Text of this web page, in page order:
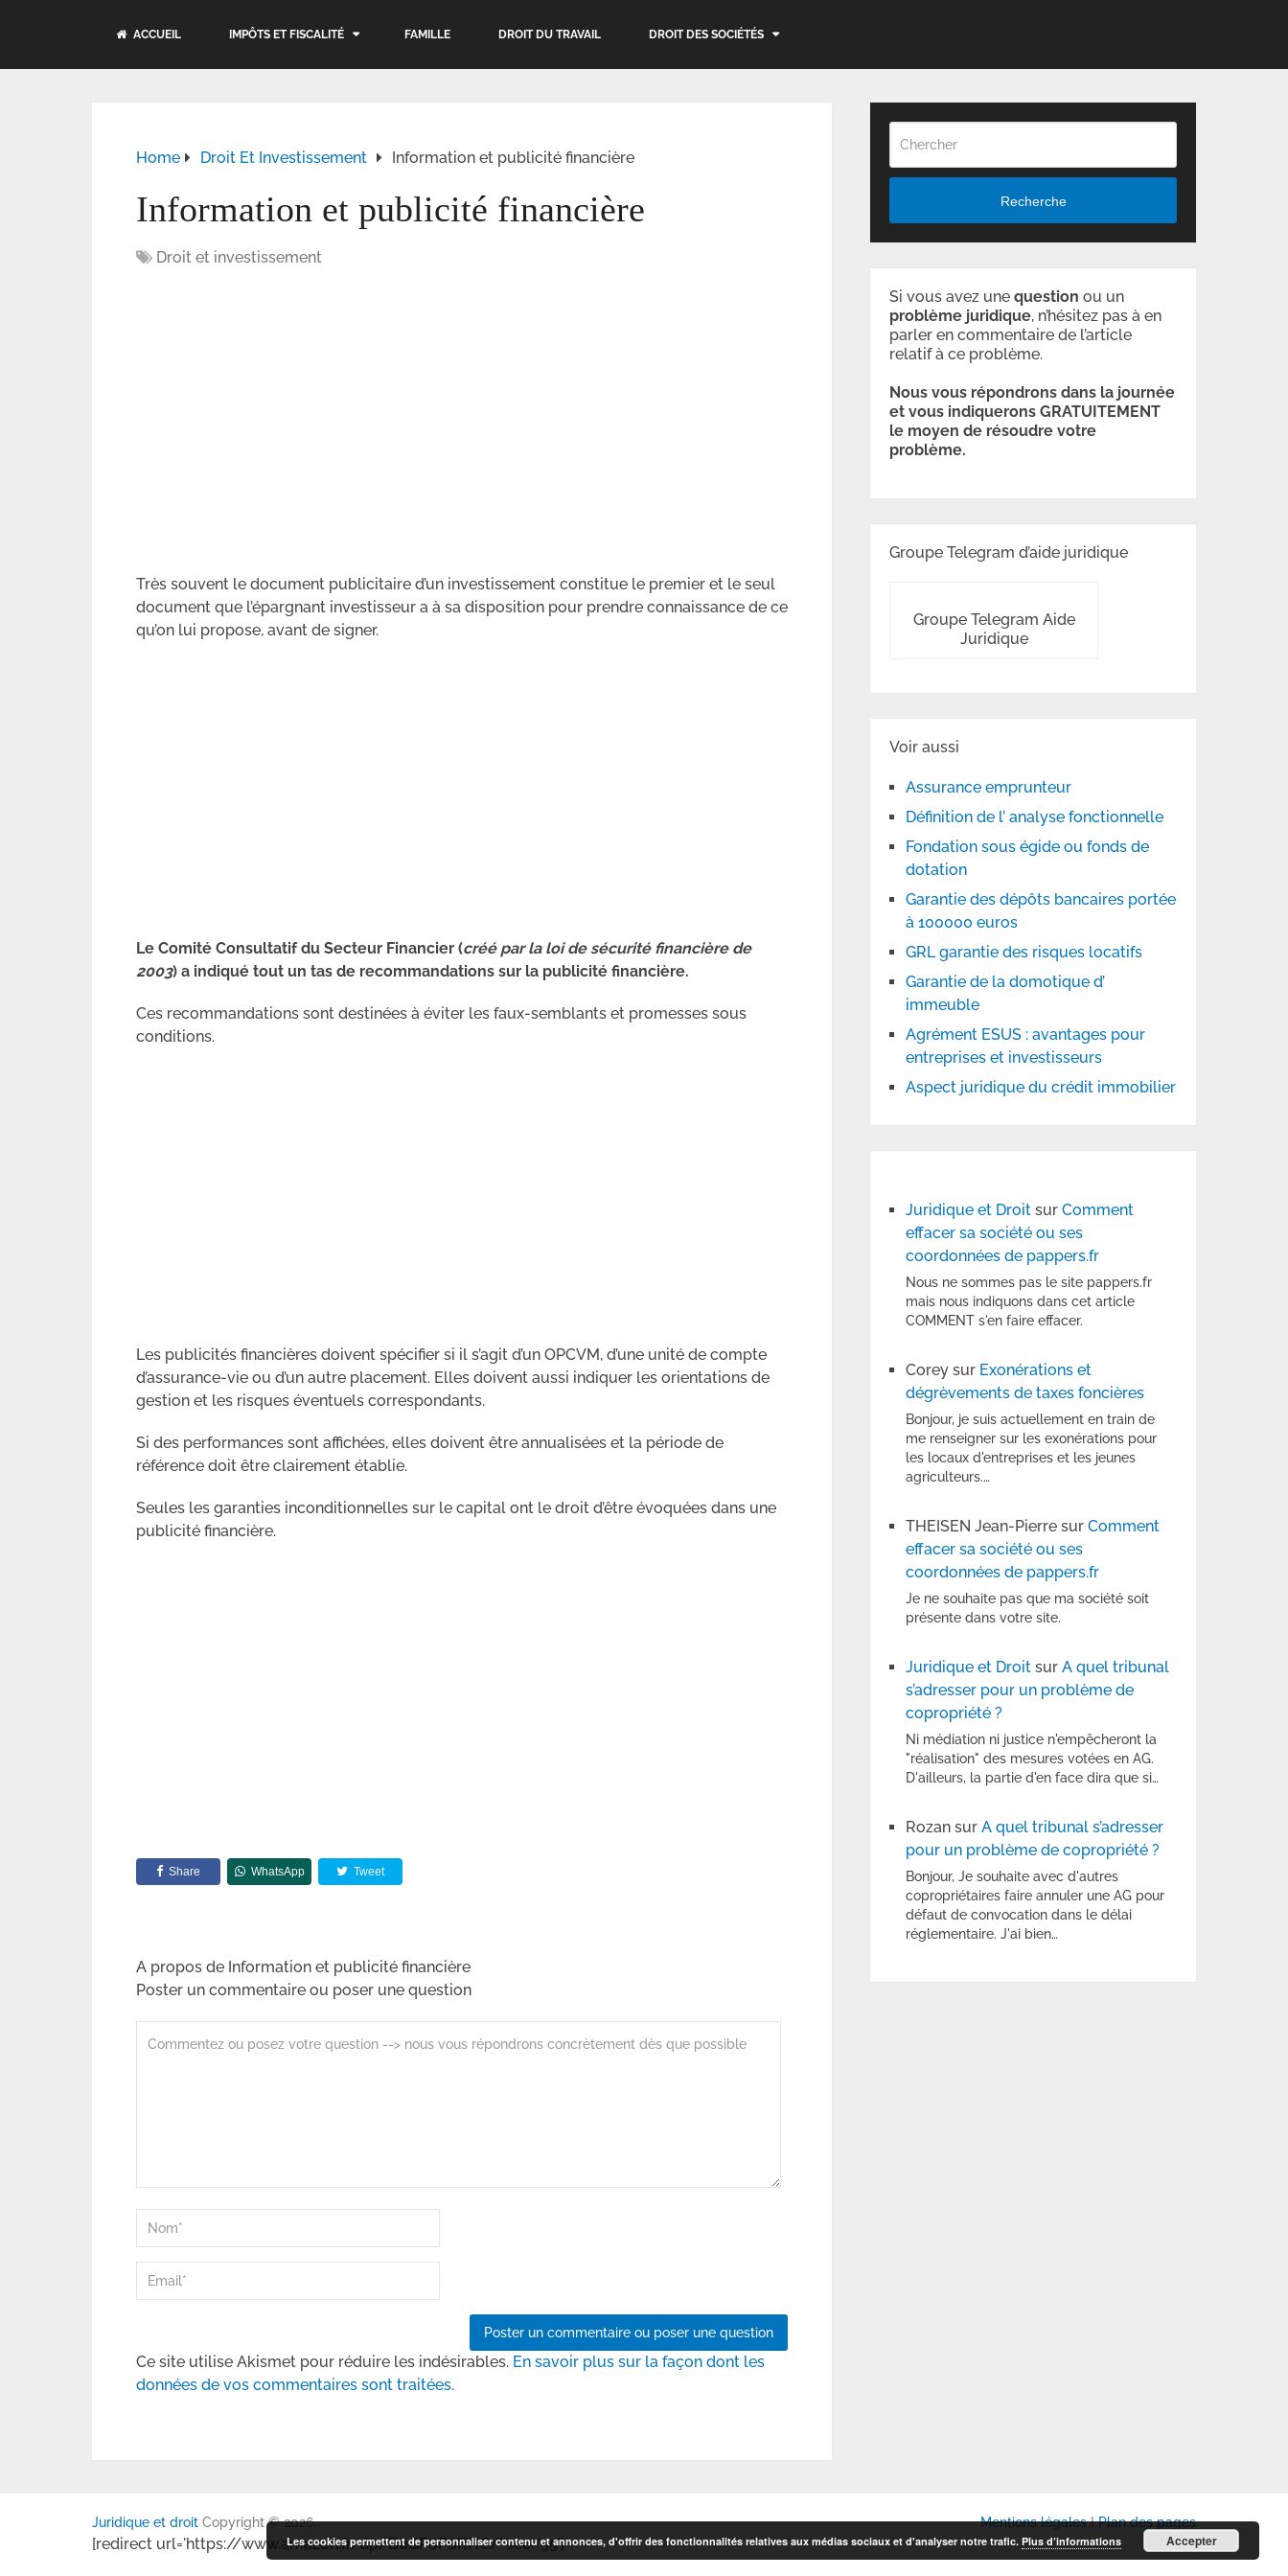
ACCUEIL IMPÔTS ET FISCALITÉ FAMILLE DROIT DU TRAVAIL DROIT DES SOCIÉTÉS
Home Droit Et Investissement Information et publicité financière
Information et publicité financière
Droit et investissement
Très souvent le document publicitaire d’un investissement constitue le premier et le seul
document que l’épargnant investisseur a à sa disposition pour prendre connaissance de ce
qu’on lui propose, avant de signer.
Le Comité Consultatif du Secteur Financier (créé par la loi de sécurité financière de
2003) a indiqué tout un tas de recommandations sur la publicité financière.
Ces recommandations sont destinées à éviter les faux-semblants et promesses sous
conditions.
Les publicités financières doivent spécifier si il s’agit d’un OPCVM, d’une unité de compte
d’assurance-vie ou d’un autre placement. Elles doivent aussi indiquer les orientations de
gestion et les risques éventuels correspondants.
Si des performances sont affichées, elles doivent être annualisées et la période de
référence doit être clairement établie.
Seules les garanties inconditionnelles sur le capital ont le droit d’être évoquées dans une
publicité financière.
Share WhatsApp Tweet
A propos de Information et publicité financière
Poster un commentaire ou poser une question
Ce site utilise Akismet pour réduire les indésirables. En savoir plus sur la façon dont les
données de vos commentaires sont traitées.
Recherche
Si vous avez unequestion ou un
problème juridique, n’hésitez pas à en
parler en commentaire de l’article
relatif à ce problème.
Nous vous répondrons dans la journée
et vous indiquerons GRATUITEMENT
le moyen de résoudre votre
problème.
Groupe Telegram d’aide juridique
Groupe Telegram Aide
Juridique
Voir aussi
Assurance emprunteur
Définition de l’ analyse fonctionnelle
Fondation sous égide ou fonds de
dotation
Garantie des dépôts bancaires portée
à 100000 euros
GRL garantie des risques locatifs
Garantie de la domotique d’
immeuble
Agrément ESUS : avantages pour
entreprises et investisseurs
Aspect juridique du crédit immobilier
Juridique et Droit surComment
effacer sa société ou ses
coordonnées de pappers.fr
Nous ne sommes pas le site pappers.fr
mais nous indiquons dans cet article
COMMENT s'en faire effacer.
Corey sur Exonérations et
dégrèvements de taxes foncières
Bonjour, je suis actuellement en train de
me renseigner sur les exonérations pour
les locaux d'entreprises et les jeunes
agriculteurs.…
THEISEN Jean-Pierre surComment
effacer sa société ou ses
coordonnées de pappers.fr
Je ne souhaite pas que ma société soit
présente dans votre site.
Juridique et Droit surA quel tribunal
s’adresser pour un problème de
copropriété ?
Ni médiation ni justice n'empêcheront la
"réalisation" des mesures votées en AG.
D'ailleurs, la partie d'en face dira que si…
Rozan surA quel tribunal s’adresser
pour un problème de copropriété ?
Bonjour, Je souhaite avec d'autres
copropriétaires faire annuler une AG pour
défaut de convocation dans le délai
réglementaire. J'ai bien…
Juridique et droit Copyright © 2026. Mentions légalesIPlan des pages
[redirect url='https://www.amazon.fr/dp/B0GP6P6RHC/' sec='55']
Les cookies permettent de personnaliser contenu et annonces, d'offrir des fonctionnalités relatives aux médias sociaux et d'analyser notre trafic. Plus d’informations Accepter